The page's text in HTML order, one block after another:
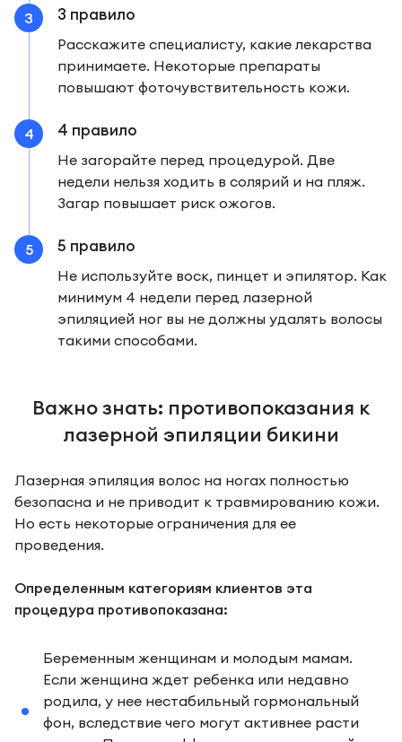
3 правило
Расскажите специалисту, какие лекарства
принимаете. Некоторые препараты
повышают фоточувствительность кожи.
4 правило
Не загорайте перед процедурой. Две
недели нельзя ходить в солярий и на пляж.
Загар повышает риск ожогов.
5 правило
Не используйте воск, пинцет и эпилятор. Как
минимум 4 недели перед лазерной
эпиляцией ног вы не должны удалять волосы
такими способами.
Важно знать: противопоказания к
лазерной эпиляции бикини
Лазерная эпиляция волос на ногах полностью
безопасна и не приводит к травмированию кожи.
Но есть некоторые ограничения для ее
проведения.
Определенным категориям клиентов эта
процедура противопоказана:
Беременным женщинам и молодым мамам.
Если женщина ждет ребенка или недавно
родила, у нее нестабильный гормональный
фон, вследствие чего могут активнее расти